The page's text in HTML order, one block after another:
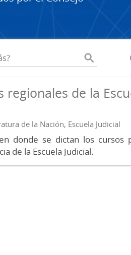
regionales de la
de la Nación, Escuela Judicial
donde se dictan los cursos
de la Escuela Judicial.